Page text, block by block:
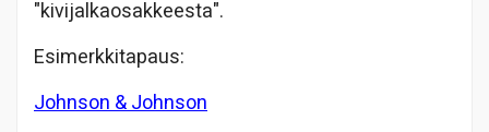
"kivijalkaosakkeesta".
Esimerkkitapaus:
Johnson & Johnson